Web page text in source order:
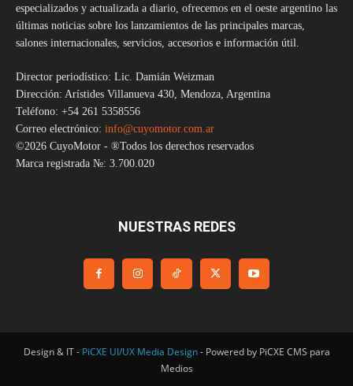
especializados y actualizada a diario, ofrecemos en el oeste argentino las
últimas noticias sobre los lanzamientos de las principales marcas,
salones internacionales, servicios, accesorios e información útil.
Director periodístico: Lic. Damián Weizman
Dirección: Arístides Villanueva 430, Mendoza, Argentina
Teléfono: +54 261 5358556
Correo electrónico: info@cuyomotor.com.ar
©2026 CuyoMotor - ®Todos los derechos reservados
Marca registrada №: 3.700.020
NUESTRAS REDES
Design & IT - PiCXE UI/UX Media Design- Powered by PiCXE CMS para
Medios